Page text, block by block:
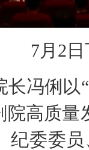
7月 2
长冯俐以
高质量
纪委委